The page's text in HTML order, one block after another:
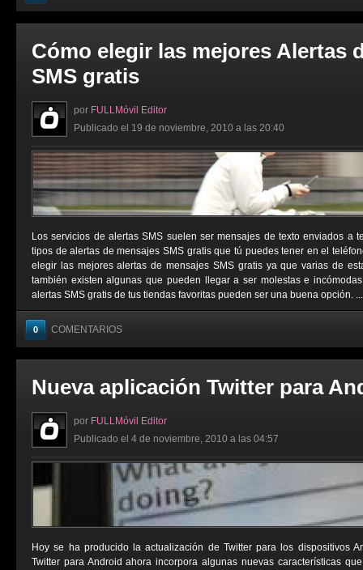
Cómo elegir las mejores Alertas
SMS gratis
por FULLMóvil Editor
Publicado el 19 de noviembre, 2010 a las 20:40
Los servicios de alertas SMS suelen ser mensajes de texto enviados a
tipos de alertas de mensajes SMS gratis que tú puedes tener en el
elegir las mejores alertas de mensajes SMS gratis ya que varias de
también existen algunas que pueden llegar a ser molestas e
alertas SMS gratis de tus tiendas favoritas pueden ser una buena opción. ...
0 COMENTARIOS
Nueva aplicación Twitter para
por FULLMóvil Editor
Publicado el 4 de noviembre, 2010 a las 04:57
Hoy se ha producido la actualización de Twitter para los dispositivos
Twitter para Android ahora incorpora algunas nuevas características